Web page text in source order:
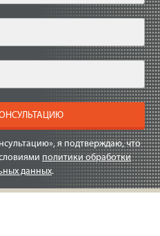
я подтверждаю, что
политики обработки
данных.